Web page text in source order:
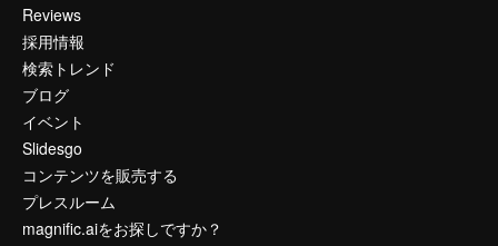
Reviews
採用情報
検索トレンド
ブログ
イベント
Slidesgo
コンテンツを販売する
プレスルーム
magnific.aiをお探しですか？